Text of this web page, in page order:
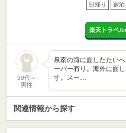
日帰り 宿泊
楽天トラベ
50代～
男性
泉南の海に面したたい
ーパー有り。海外に面
す。スー…
関連情報から探す